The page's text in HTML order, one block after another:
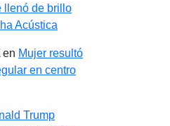
llenó de brillo
Acústica
en Mujer resultó
en centro
Trump